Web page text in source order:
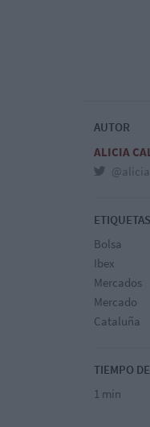
AUTOR
ALICIA
ETIQUETAS
Bolsa
Ibex
Mercados
Mercado
Cataluña
TIEMPO
1 min